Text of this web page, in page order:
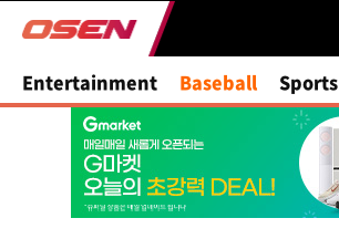
Entertainment Baseball Sports